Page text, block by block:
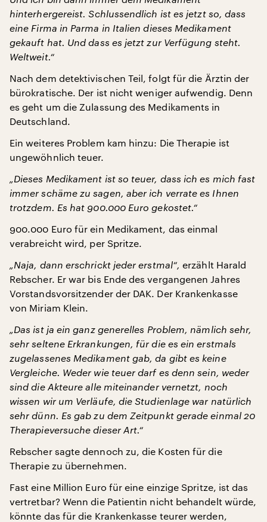
hinterhergereist. Schlussendlich ist es jetzt so, dass
eine Firma in Parma in Italien dieses Medikament
gekauft hat. Und dass es jetzt zur Verfügung steht.
Weltweit.“
Nach dem detektivischen Teil, folgt für die Ärztin der
bürokratische. Der ist nicht weniger aufwendig. Denn
es geht um die Zulassung des Medikaments in
Deutschland.
Ein weiteres Problem kam hinzu: Die Therapie ist
ungewöhnlich teuer.
„Dieses Medikament ist so teuer, dass ich es mich fast
immer schäme zu sagen, aber ich verrate es Ihnen
trotzdem. Es hat 900.000 Euro gekostet.“
900.000 Euro für ein Medikament, das einmal
verabreicht wird, per Spritze.
„Naja, dann erschrickt jeder erstmal“, erzählt Harald
Rebscher. Er war bis Ende des vergangenen Jahres
Vorstandsvorsitzender der DAK. Der Krankenkasse
von Miriam Klein.
„Das ist ja ein ganz generelles Problem, nämlich sehr,
sehr seltene Erkrankungen, für die es ein erstmals
zugelassenes Medikament gab, da gibt es keine
Vergleiche. Weder wie teuer darf es denn sein, weder
sind die Akteure alle miteinander vernetzt, noch
wissen wir um Verläufe, die Studienlage war natürlich
sehr dünn. Es gab zu dem Zeitpunkt gerade einmal 20
Therapieversuche dieser Art.“
Rebscher sagte dennoch zu, die Kosten für die
Therapie zu übernehmen.
Fast eine Million Euro für eine einzige Spritze, ist das
vertretbar? Wenn die Patientin nicht behandelt würde,
könnte das für die Krankenkasse teurer werden,